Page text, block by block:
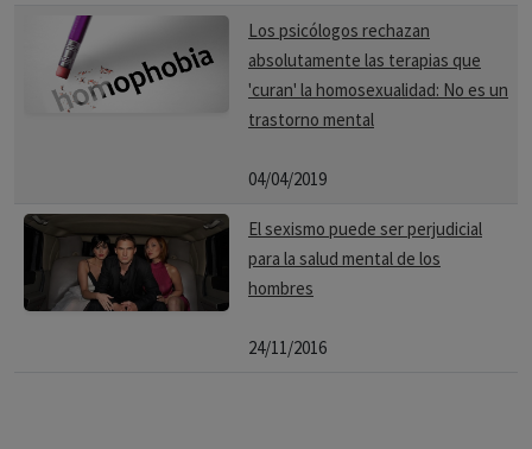
Los psicólogos rechazan
absolutamente las terapias que
'curan' la homosexualidad: No es un
trastorno mental
04/04/2019
El sexismo puede ser perjudicial
para la salud mental de los
hombres
24/11/2016